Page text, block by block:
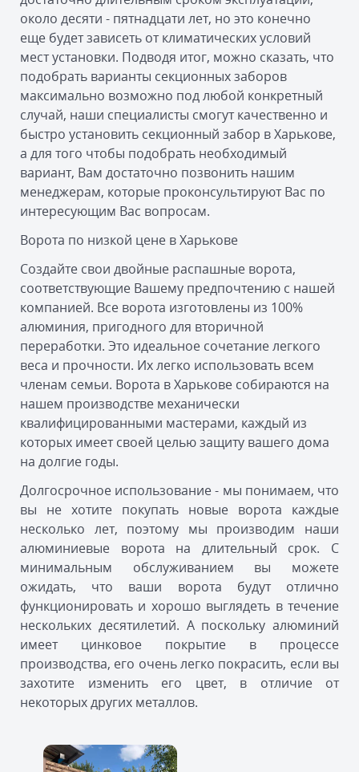
около десяти - пятнадцати лет, но это конечно
еще будет зависеть от климатических условий
мест установки. Подводя итог, можно сказать, что
подобрать варианты секционных заборов
максимально возможно под любой конкретный
случай, наши специалисты смогут качественно и
быстро установить секционный забор в Харькове,
а для того чтобы подобрать необходимый
вариант, Вам достаточно позвонить нашим
менеджерам, которые проконсультируют Вас по
интересующим Вас вопросам.
Ворота по низкой цене в Харькове
Создайте свои двойные распашные ворота,
соответствующие Вашему предпочтению с нашей
компанией. Все ворота изготовлены из 100%
алюминия, пригодного для вторичной
переработки. Это идеальное сочетание легкого
веса и прочности. Их легко использовать всем
членам семьи. Ворота в Харькове собираются на
нашем производстве механически
квалифицированными мастерами, каждый из
которых имеет своей целью защиту вашего дома
на долгие годы.
Долгосрочное использование - мы понимаем, что
вы не хотите покупать новые ворота каждые
несколько лет, поэтому мы производим наши
алюминиевые ворота на длительный срок. С
минимальным обслуживанием вы можете
ожидать, что ваши ворота будут отлично
функционировать и хорошо выглядеть в течение
нескольких десятилетий. А поскольку алюминий
имеет цинковое покрытие в процессе
производства, его очень легко покрасить, если вы
захотите изменить его цвет, в отличие от
некоторых других металлов.